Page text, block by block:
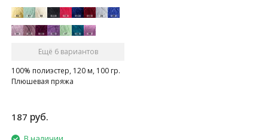
Ещё 6 вариантов
100% полиэстер, 120 м, 100 гр.
Плюшевая пряжа
187 руб.